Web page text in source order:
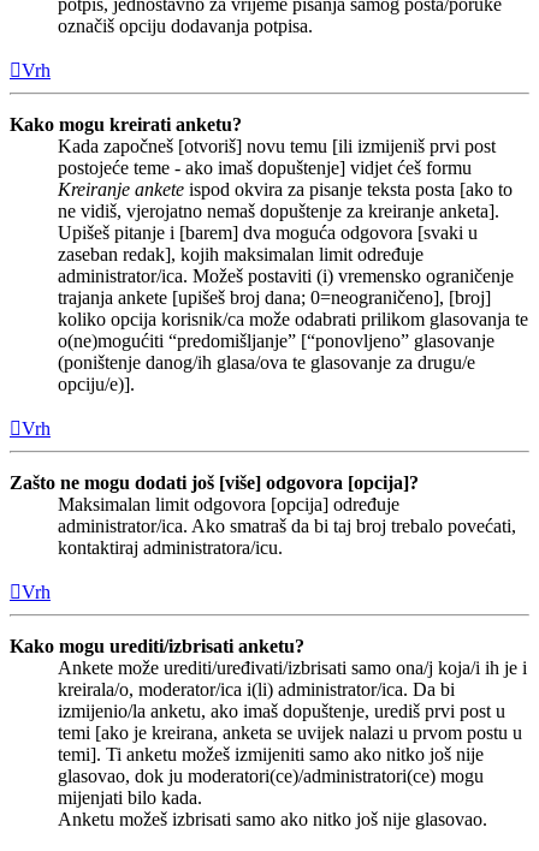
označiš opciju dodavanja potpisa.
Vrh
Kako mogu kreirati anketu?
Kada započneš [otvoriš] novu temu [ili izmijeniš prvi post
postojeće teme - ako imaš dopuštenje] vidjet ćeš formu
Kreiranje ankete ispod okvira za pisanje teksta posta [ako to
ne vidiš, vjerojatno nemaš dopuštenje za kreiranje anketa].
Upišeš pitanje i [barem] dva moguća odgovora [svaki u
zaseban redak], kojih maksimalan limit određuje
administrator/ica. Možeš postaviti (i) vremensko ograničenje
trajanja ankete [upišeš broj dana; 0=neograničeno], [broj]
koliko opcija korisnik/ca može odabrati prilikom glasovanja te
o(ne)mogućiti “predomišljanje” [“ponovljeno” glasovanje
(poništenje danog/ih glasa/ova te glasovanje za drugu/e
opciju/e)].
Vrh
Zašto ne mogu dodati još [više] odgovora [opcija]?
Maksimalan limit odgovora [opcija] određuje
administrator/ica. Ako smatraš da bi taj broj trebalo povećati,
kontaktiraj administratora/icu.
Vrh
Kako mogu urediti/izbrisati anketu?
Ankete može urediti/uređivati/izbrisati samo ona/j koja/i ih je i
kreirala/o, moderator/ica i(li) administrator/ica. Da bi
izmijenio/la anketu, ako imaš dopuštenje, urediš prvi post u
temi [ako je kreirana, anketa se uvijek nalazi u prvom postu u
temi]. Ti anketu možeš izmijeniti samo ako nitko još nije
glasovao, dok ju moderatori(ce)/administratori(ce) mogu
mijenjati bilo kada.
Anketu možeš izbrisati samo ako nitko još nije glasovao.